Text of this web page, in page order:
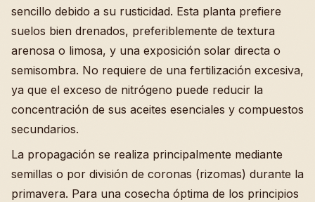
sencillo debido a su rusticidad. Esta planta prefiere
suelos bien drenados, preferiblemente de textura
arenosa o limosa, y una exposición solar directa o
semisombra. No requiere de una fertilización excesiva,
ya que el exceso de nitrógeno puede reducir la
concentración de sus aceites esenciales y compuestos
secundarios.
La propagación se realiza principalmente mediante
semillas o por división de coronas (rizomas) durante la
primavera. Para una cosecha óptima de los principios